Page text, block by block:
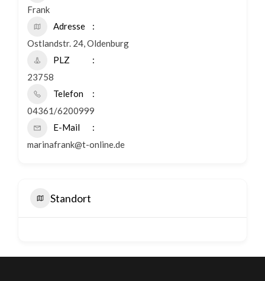
Frank
Adresse
Ostlandstr. 24, Oldenburg
PLZ
23758
Telefon
04361/6200999
E-Mail
marinafrank@t-online.de
Standort